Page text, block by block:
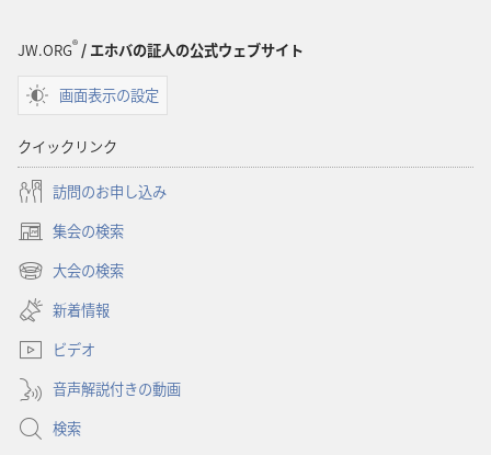
JW.ORG® / エホバの証人の公式ウェブサイト
画面表示の設定
クイックリンク
訪問のお申し込み
集会の検索
（新
し
タ
で
開
く）
大会の検索
（新
し
い
タ
ブ
で
開
く）
新着情報
ビデオ
音声解説付きの動画
検索